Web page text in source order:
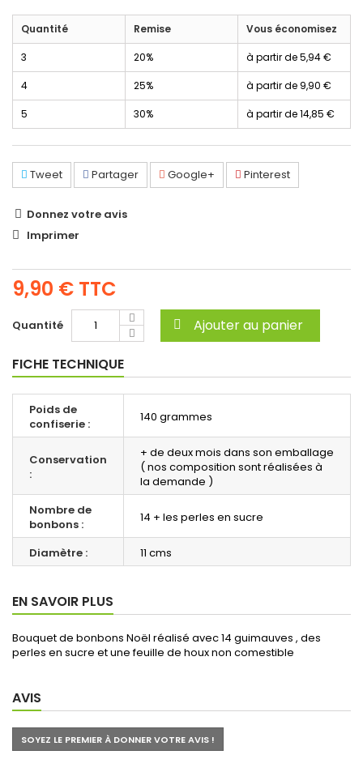
Quantité Remise Vous économisez
3 20% à partir de5,94 €
4 25% à partir de 9,90 €
5 30% à partir de14,85 €
Tweet Partager Google+ Pinterest
Donnez votre avis
Imprimer
9,90 € TTC
Quantité Ajouter au panier
FICHE TECHNIQUE
Poids de
confiserie :
140 grammes
Conservation
:
+ de deux mois dans son emballage
( nos composition sont réalisées à
la demande )
Nombre de
bonbons :
14 + les perles en sucre
Diamètre : 11 cms
EN SAVOIR PLUS
Bouquet de bonbons Noël réalisé avec 14 guimauves , des
perles en sucre et une feuille de houx non comestible
AVIS
SOYEZ LE PREMIER À DONNER VOTRE AVIS !